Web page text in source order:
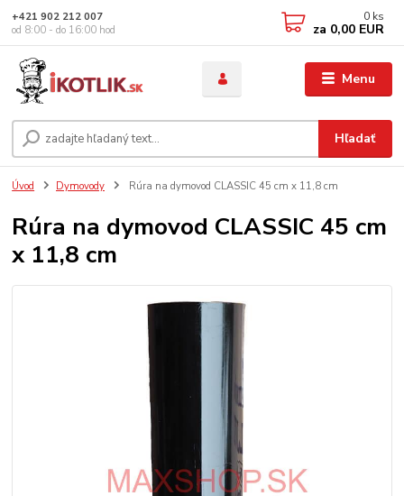
Menu
Hľadať
+421 902 212 007
od 8:00 - do 16:00 hod
0 ks
za 0,00 EUR
Úvod Dymovody Rúra na dymovod CLASSIC 45 cm x 11,8 cm
Rúra na dymovod CLASSIC 45 cm
x 11,8 cm